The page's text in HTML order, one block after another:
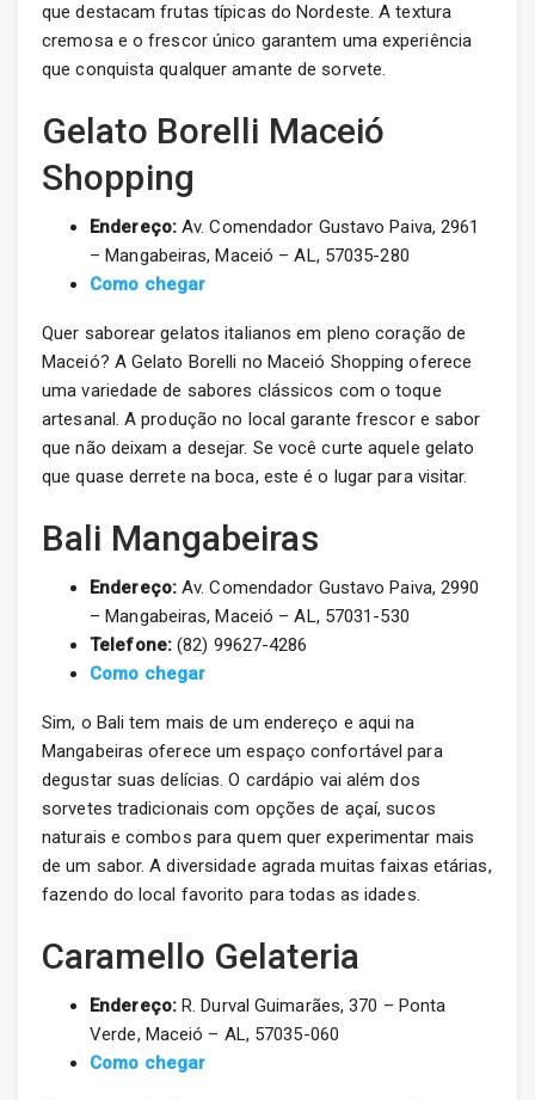
que destacam frutas típicas do Nordeste. A textura
cremosa e o frescor único garantem uma experiência
que conquista qualquer amante de sorvete.
Gelato Borelli Maceió
Shopping
Endereço:Av. Comendador Gustavo Paiva, 2961
– Mangabeiras, Maceió – AL, 57035-280
Como chegar
Quer saborear gelatos italianos em pleno coração de
Maceió? A Gelato Borelli no Maceió Shopping oferece
uma variedade de sabores clássicos com o toque
artesanal. A produção no local garante frescor e sabor
que não deixam a desejar. Se você curte aquele gelato
que quase derrete na boca, este é o lugar para visitar.
Bali Mangabeiras
Endereço:Av. Comendador Gustavo Paiva, 2990
– Mangabeiras, Maceió – AL, 57031-530
Telefone:(82) 99627-4286
Como chegar
Sim, o Bali tem mais de um endereço e aqui na
Mangabeiras oferece um espaço confortável para
degustar suas delícias. O cardápio vai além dos
sorvetes tradicionais com opções de açaí, sucos
naturais e combos para quem quer experimentar mais
de um sabor. A diversidade agrada muitas faixas etárias,
fazendo do local favorito para todas as idades.
Caramello Gelateria
Endereço:R. Durval Guimarães, 370 – Ponta
Verde, Maceió – AL, 57035-060
Como chegar